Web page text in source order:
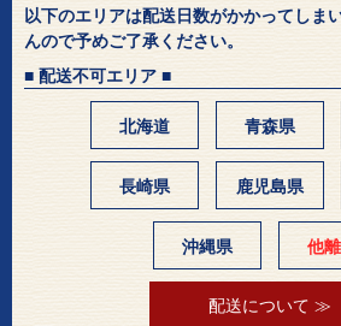
以下のエリアは配送日数がかかってしま
んので予めご了承ください。
■ 配送不可エリア ■
北海道 青森県
長崎県 鹿児島県
沖縄県 他
配送について ≫